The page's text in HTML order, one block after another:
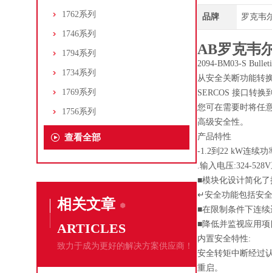
1762系列
1746系列
1794系列
1734系列
1769系列
1756系列
查看全部
相关文章
ARTICLES
致力于成为更好的解决方案供应商！
品牌 罗克韦
AB罗克韦
2094-BM03-S
从安全关断功能转
SERCOS 接口转换
您可在需要时将任
高级安全性。
产品特性
-1.2到22 kW连续功
.输入电压:324-
■模块化设计简化
↵安全功能包括安
■在限制条件下连
■降低并监视应用
内置安全特性:
安全转矩中断经过
重启。